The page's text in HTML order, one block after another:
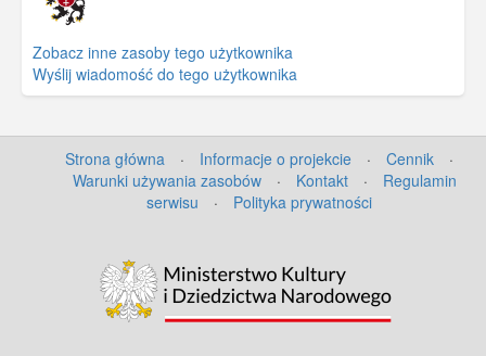
Zobacz inne zasoby tego użytkownika
Wyślij wiadomość do tego użytkownika
Strona główna · Informacje o projekcie · Cennik
·
Warunki używania zasobów
· Kontakt ·
Regulamin
serwisu
· Polityka prywatności